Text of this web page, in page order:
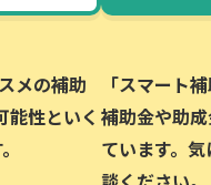
メの補助
能性といく
「スマート
補助金や助
ています。